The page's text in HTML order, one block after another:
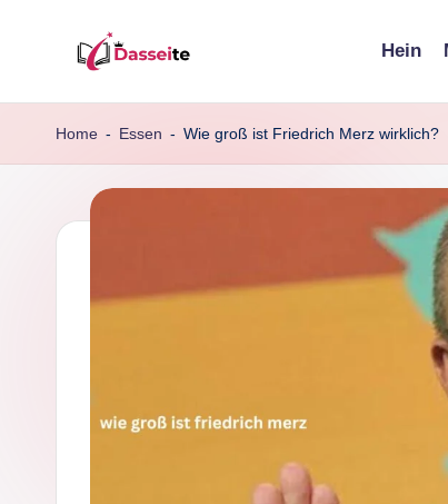
content
d
a
s
Hein
Home - Essen - Wie groß ist Friedrich Merz wirklich?